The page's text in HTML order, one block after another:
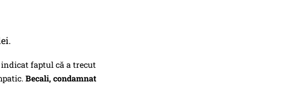
faptul că a trecut
Becali, condamnat